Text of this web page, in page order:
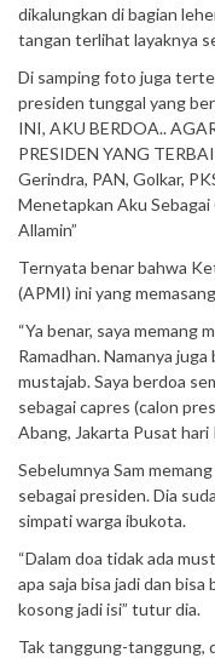
dikalungkan di bagian
tangan terlihat layaknya
Di samping foto juga
presiden tunggal yang
INI, AKU BERDOA..
PRESIDEN YANG
Gerindra, PAN, Golkar,
Menetapkan Aku Sebagai
Allamin”
Ternyata benar bahwa
(APMI) ini yang
“Ya benar, saya memang
Ramadhan. Namanya
mustajab. Saya berdoa
sebagai capres (calon
Abang, Jakarta Pusat hari
Sebelumnya Sam
sebagai presiden. Dia
simpati warga ibukota.
“Dalam doa tidak ada
apa saja bisa jadi dan
kosong jadi isi” tutur dia.
Tak tanggung-tanggung,